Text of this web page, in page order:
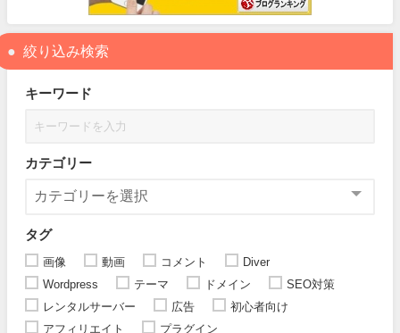
絞り込み検索
キーワード
カテゴリー
タグ
画像 動画 コメント
Diver
Wordpress
テーマ ドメイン
SEO対策
レンタルサーバー
広告
初心者向け
アフィリエイト
プラグイン